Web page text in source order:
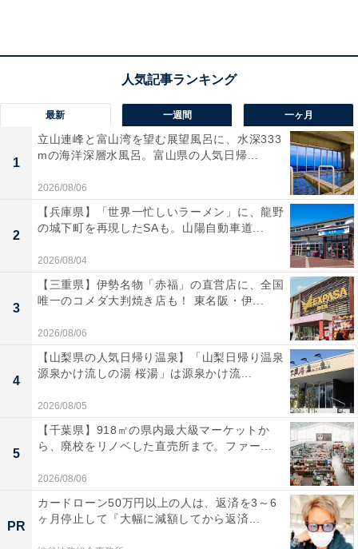
「やはた温泉」の口コミは？
「やはた温泉」には以下のような口コミが寄せられてい
ます。
木の香りが漂うひのき風呂はとても気持ちよく、渓
流沿いの静かな環境の中でゆっくりと温泉を楽しめ
ました。日常とは離れた場所でリラックスできまし
た。
小ぢんまりとした施設ですが清潔感があり、美しい
川と緑を眺めながら入浴できるのが気持ちよかった
最新 一週間 一ヶ月
1
立山連峰と富山湾を望む展望風呂に、水深333
mの海洋深層水風呂。富山県の人気日帰...
2026/08/06
2
【兵庫県】「世界一忙しいラーメン」に、龍野
の城下町を再現したSAも。山陽自動車道...
2026/08/04
3
【三重県】伊勢名物「赤福」の直営店に、全国
唯一のコメダ大判焼き店も！ 東名阪・伊...
2026/08/06
4
【山梨県の人気日帰り温泉】「山梨日帰り温泉
源泉かけ流しの湯 桜湯」は源泉かけ流...
2026/08/05
5
【千葉県】918㎡の県内最大級マーケットか
ら、廃校をリノベした直売所まで。ファー...
2026/08/06
PR
カードローン50万円以上の人は、返済を3～6
ヶ月停止して『大幅に減額してから返済...